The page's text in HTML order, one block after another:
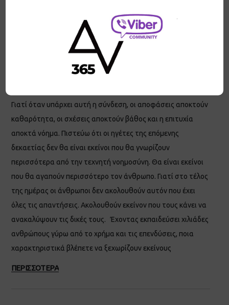
εκείνο το ασφαλές περιβάλλον μέσα στο οποίο ένας
άνθρωπος τολμά να ανθίσει. Αυτός είναι και ο λόγος που
στο ΑποφασίΖΩ επιμένουμε ότι ο άνθρωπος δεν έχει ανάγκη
από περισσότερη πληροφορία. Έχει ανάγκη από
περισσότερη σύνδεση. Με τον εαυτό του. Με τις αξίες του.
Γιατί όταν υπάρχει αυτή η σύνδεση, οι αποφάσεις αποκτούν
καθαρότητα, οι σχέσεις αποκτούν βάθος και η επιτυχία
αποκτά νόημα. Πιστεύω ότι οι ηγέτες της επόμενης
δεκαετίας δεν θα είναι εκείνοι που θα γνωρίζουν
περισσότερα από την τεχνητή νοημοσύνη. Θα είναι εκείνοι
που θα αγαπούν περισσότερο τον άνθρωπο. Γιατί στο τέλος
της ημέρας οι άνθρωποι δεν ακολουθούν αυτόν που έχει
όλες τις απαντήσεις. Ακολουθούν εκείνον που τους κάνει να
ανακαλύψουν τις δικές τους. Έχοντας εκπαιδεύσει χιλιάδες
ανθρώπους γύρω από το χρήμα και τις επενδύσεις, ποια
χαρακτηριστικά βλέπετε να ξεχωρίζουν εκείνους
ΠΕΡΙΣΣΟΤΕΡΑ